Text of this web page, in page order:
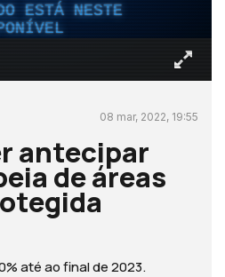
ESTÁ NESTE
08 mar, 2022, 19:55
antecipar
de áreas
até ao final de 2023.